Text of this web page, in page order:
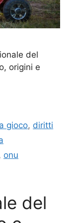
del
origini e
gioco, diritti
onu
del